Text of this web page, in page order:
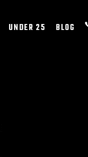
UNDER 25 BLOG